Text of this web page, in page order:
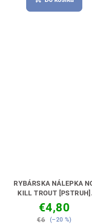
RYBÁRSKA NÁLEPKA
KILL TROUT [PSTRUH]
VYJADRI SVOJ POSTOJ
🎣
€4,80
€6 (–20 %)